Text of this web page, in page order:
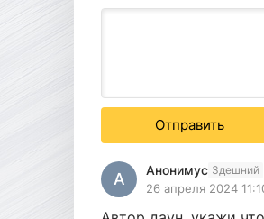
Отправить
А Анонимус Здешний
26 апреля 2024